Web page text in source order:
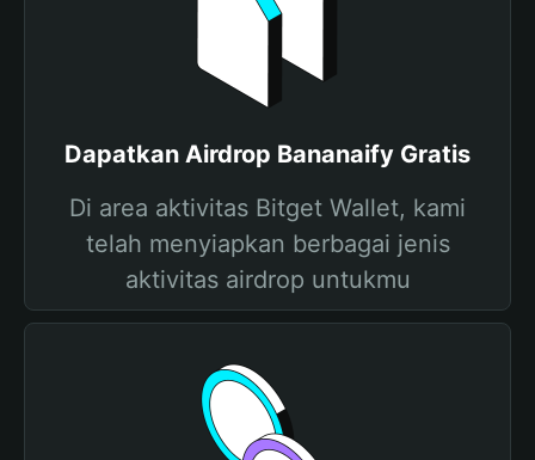
Dapatkan Airdrop Bananaify Gratis
Di area aktivitas Bitget Wallet, kami
telah menyiapkan berbagai jenis
aktivitas airdrop untukmu